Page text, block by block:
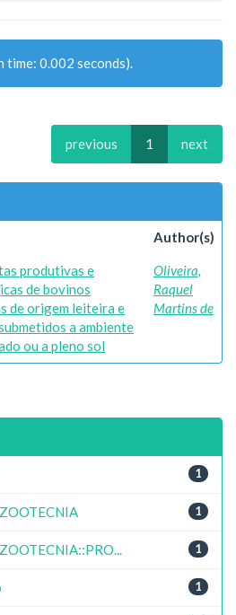
time: 0.002 seconds).
previous 1 next
Author(s)
produtivas e
de bovinos
de origem leiteira e
a ambiente
ou a pleno sol
Oliveira,
Raquel
Martins de
1
1
1
1